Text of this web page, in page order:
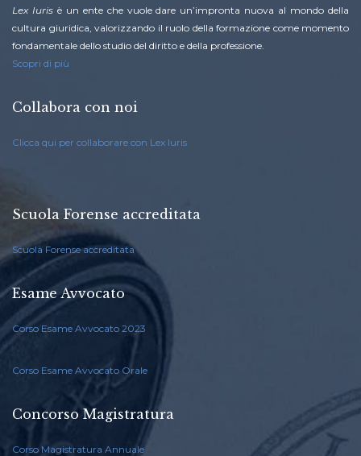
Lex Iurisè un ente che vuole dare un’impronta nuova al mondo della
cultura giuridica, valorizzando il ruolo della formazione come momento
fondamentale dello studio del diritto e della professione.
Scopri di più
Collabora con noi
Clicca qui per collaborare con Lex Iuris
Scuola Forense accreditata
Scuola Forense accreditata
Esame Avvocato
Corso Esame Avvocato 2023
Corso Esame Avvocato Orale
Concorso Magistratura
Corso Magistratura Annuale